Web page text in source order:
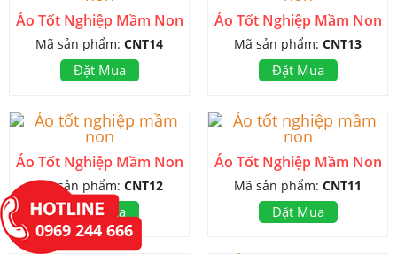
Áo Tốt Nghiệp Mầm Non
Mã sản phẩm: CNT14
Đặt Mua
Áo Tốt Nghiệp Mầm Non
Mã sản phẩm: CNT13
Đặt Mua
Áo Tốt Nghiệp Mầm Non
Mã sản phẩm: CNT12
Đặt Mua
Áo Tốt Nghiệp Mầm Non
Mã sản phẩm: CNT11
Đặt Mua
0969 244 666